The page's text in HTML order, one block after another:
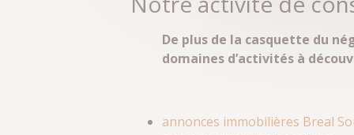
De plus de la casquette du
domaines d’activités à
annonces immobilières Breal